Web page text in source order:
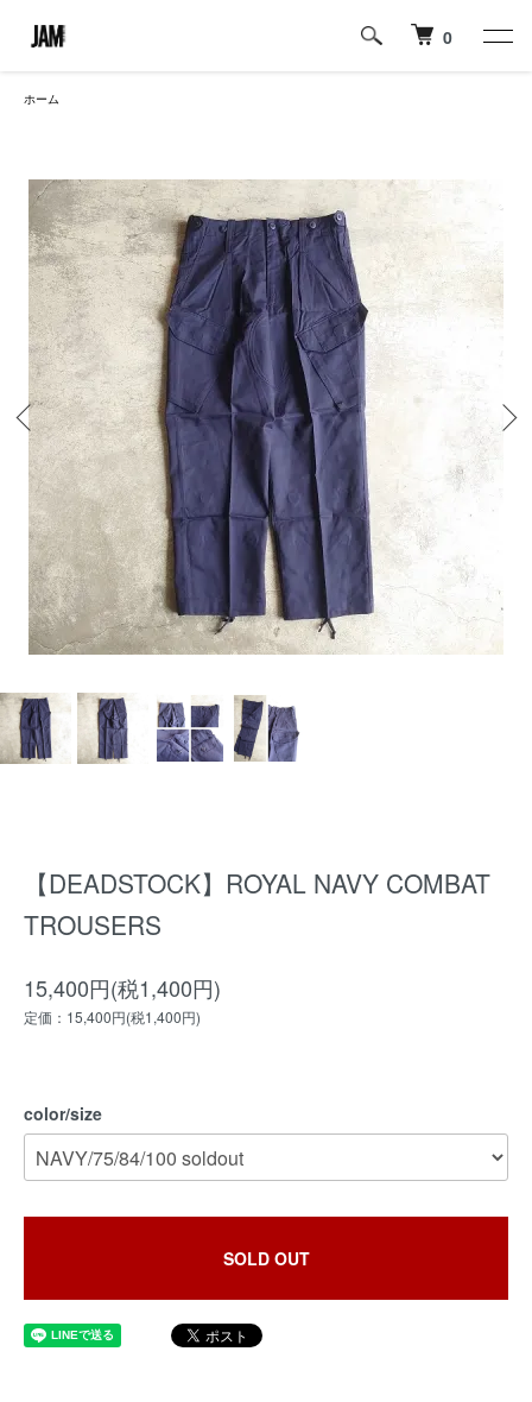
0
ホーム
【DEADSTOCK】ROYAL NAVY COMBAT
TROUSERS
15,400円(税1,400円)
定価：15,400円(税1,400円)
color/size
SOLD OUT